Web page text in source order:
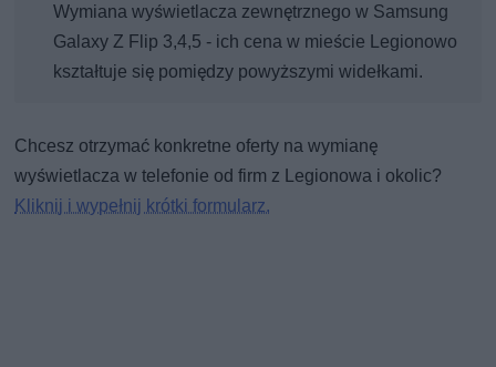
Wymiana wyświetlacza zewnętrznego w Samsung
Galaxy Z Flip 3,4,5 - ich cena w mieście Legionowo
kształtuje się pomiędzy powyższymi widełkami.
Chcesz otrzymać konkretne oferty na wymianę
wyświetlacza w telefonie od firm z Legionowa i okolic?
Kliknij i wypełnij krótki formularz.